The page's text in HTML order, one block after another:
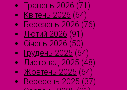
Травень 2026 (71)
Квітень 2026 (64)
Березень 2026 (76)
Лютий 2026 (91)
Січень 2026 (50)
Грудень 2025 (64)
Листопад 2025 (48)
Жовтень 2025 (64)
Вересень 2025 (37)